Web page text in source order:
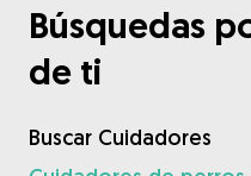
Búsquedas
de ti
Buscar Cuidadores